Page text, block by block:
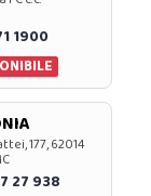
1900
177, 62014
27 938